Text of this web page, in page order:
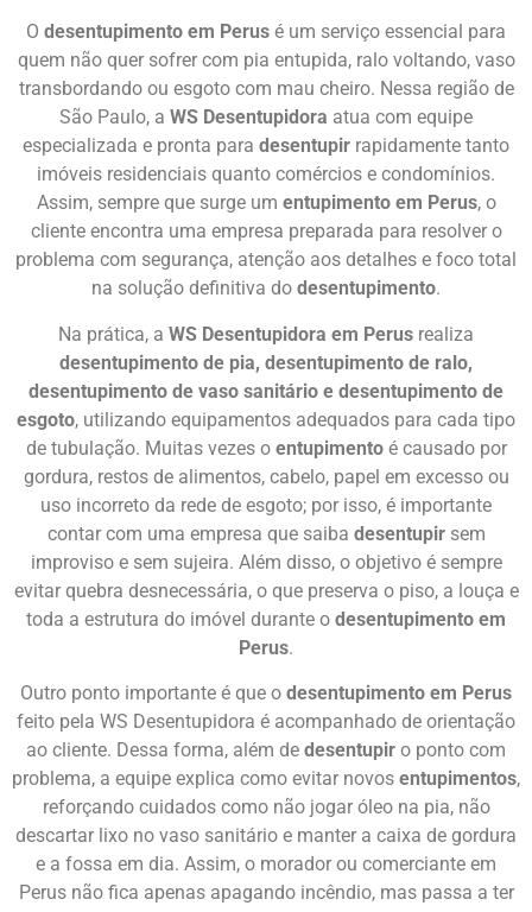
O desentupimento em Perus é um serviço essencial para
quem não quer sofrer com pia entupida, ralo voltando, vaso
transbordando ou esgoto com mau cheiro. Nessa região de
São Paulo, a WS Desentupidora atua com equipe
especializada e pronta para desentupir rapidamente tanto
imóveis residenciais quanto comércios e condomínios.
Assim, sempre que surge um entupimento em Perus, o
cliente encontra uma empresa preparada para resolver o
problema com segurança, atenção aos detalhes e foco total
na solução definitiva do desentupimento.
Na prática, a WS Desentupidora em Perus realiza
desentupimento de pia, desentupimento de ralo,
desentupimento de vaso sanitário e desentupimento de
esgoto, utilizando equipamentos adequados para cada tipo
de tubulação. Muitas vezes o entupimentoé causado por
gordura, restos de alimentos, cabelo, papel em excesso ou
uso incorreto da rede de esgoto; por isso, é importante
contar com uma empresa que saiba desentupirsem
improviso e sem sujeira. Além disso, o objetivo é sempre
evitar quebra desnecessária, o que preserva o piso, a louça e
toda a estrutura do imóvel durante o desentupimento em
Perus.
Outro ponto importante é que o desentupimento em Perus
feito pela WS Desentupidora é acompanhado de orientação
ao cliente. Dessa forma, além de desentupir o ponto com
problema, a equipe explica como evitar novos entupimentos,
reforçando cuidados como não jogar óleo na pia, não
descartar lixo no vaso sanitário e manter a caixa de gordura
e a fossa em dia. Assim, o morador ou comerciante em
Perus não fica apenas apagando incêndio, mas passa a ter